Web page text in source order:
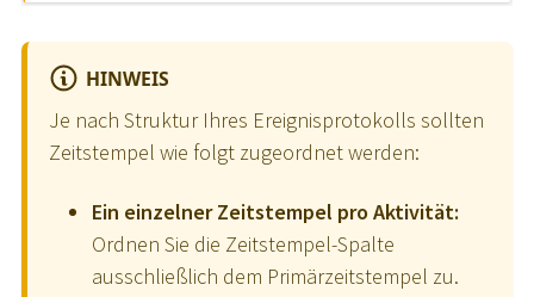
HINWEIS
Je nach Struktur Ihres Ereignisprotokolls sollten
Zeitstempel wie folgt zugeordnet werden:
Ein einzelner Zeitstempel pro Aktivität:
Ordnen Sie die Zeitstempel-Spalte
ausschließlich dem Primärzeitstempel zu.